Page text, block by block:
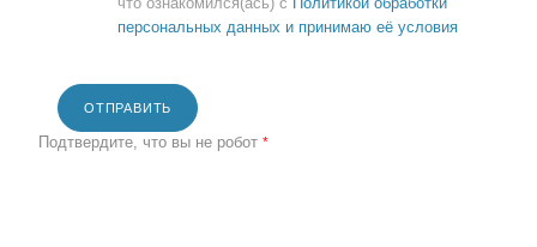
персональных данных и принимаю её условия
ОТПРАВИТЬ
Подтвердите, что вы не робот *